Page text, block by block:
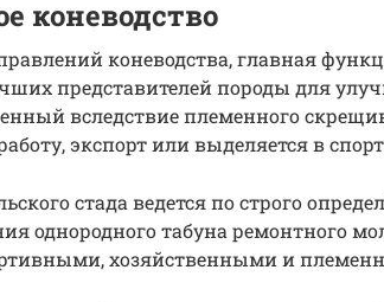
коневодство
коневодства, главная
представителей породы для
вследствие племенного
экспорт или выделяется в
стада ведется по строго
однородного табуна ремонтного
хозяйственными и